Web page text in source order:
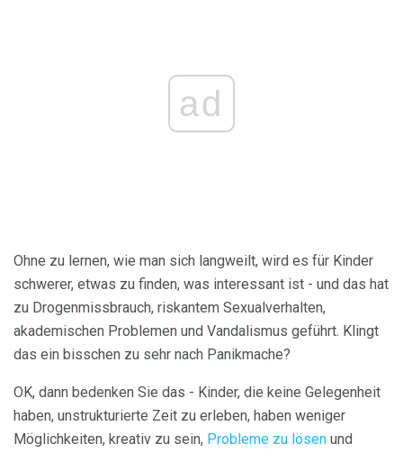
ad
Ohne zu lernen, wie man sich langweilt, wird es für Kinder
schwerer, etwas zu finden, was interessant ist - und das hat
zu Drogenmissbrauch, riskantem Sexualverhalten,
akademischen Problemen und Vandalismus geführt. Klingt
das ein bisschen zu sehr nach Panikmache?
OK, dann bedenken Sie das - Kinder, die keine Gelegenheit
haben, unstrukturierte Zeit zu erleben, haben weniger
Möglichkeiten, kreativ zu sein, Probleme zu lösen und